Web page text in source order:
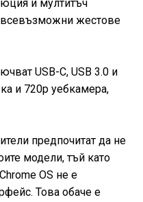
и мултитъч
всевъзможни жестове
USB-C, USB 3.0 и
и 720p уебкамера,
предпочитат да не
модели, тъй като
OS не е
Това обаче е